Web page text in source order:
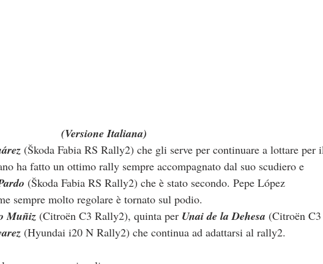
(Versione Italiana)
(Škoda Fabia RS Rally2) che gli serve per continuare a lottare per
ha fatto un ottimo rally sempre accompagnato dal suo scudiero e
(Škoda Fabia RS Rally2) che è stato secondo. Pepe López
sempre molto regolare è tornato sul podio.
Muñiz (Citroën C3 Rally2), quinta per Unai de la Dehesa (Citroën C3
(Hyundai i20 N Rally2) che continua ad adattarsi al rally2.